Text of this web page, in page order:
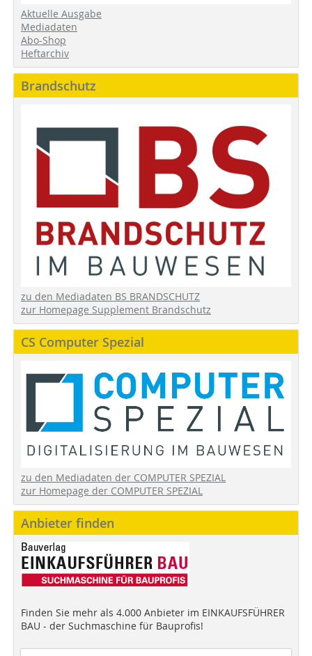
Aktuelle Ausgabe
Mediadaten
Abo-Shop
Heftarchiv
Brandschutz
zu den Mediadaten BS BRANDSCHUTZ
zur Homepage Supplement Brandschutz
CS Computer Spezial
zu den Mediadaten der COMPUTER SPEZIAL
zur Homepage der COMPUTER SPEZIAL
Anbieter finden
Finden Sie mehr als 4.000 Anbieter im EINKAUFSFÜHRER
BAU - der Suchmaschine für Bauprofis!